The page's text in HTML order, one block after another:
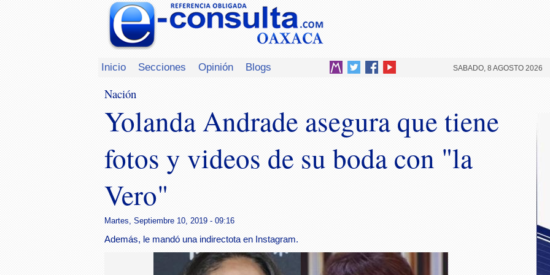
Inicio Secciones Opinión Blogs SABADO, 8 AGOSTO 2026
Nación
Yolanda Andrade asegura que tiene
fotos y videos de su boda con "la
Vero"
Martes, Septiembre 10, 2019 - 09:16
Además, le mandó una indirectota en Instagram.